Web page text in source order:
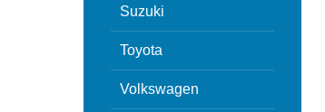
Suzuki
Toyota
Volkswagen